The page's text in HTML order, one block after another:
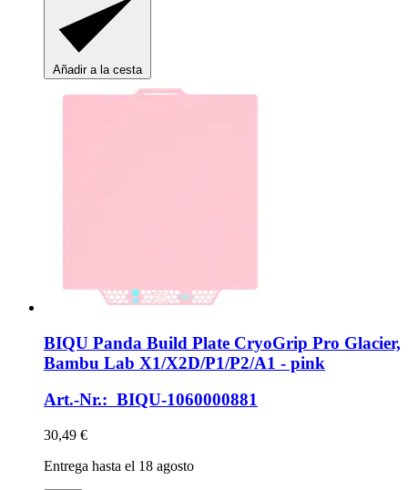
Añadir a la cesta
BIQU Panda Build Plate CryoGrip Pro Glacier,
Bambu Lab X1/X2D/P1/P2/A1 -​ pink
Art.-Nr.: BIQU-1060000881
30,49 €
Entrega hasta el 18 agosto